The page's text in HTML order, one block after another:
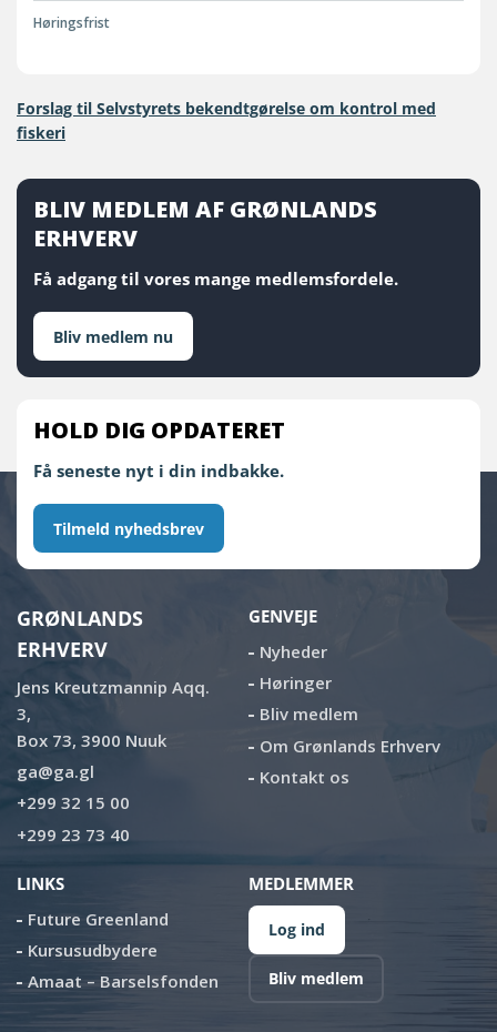
Høringsfrist
Forslag til Selvstyrets bekendtgørelse om kontrol med
fiskeri
BLIV MEDLEM AF GRØNLANDS
ERHVERV
Få adgang til vores mange medlemsfordele.
Bliv medlem nu
HOLD DIG OPDATERET
Få seneste nyt i din indbakke.
Tilmeld nyhedsbrev
GRØNLANDS
ERHVERV
Jens Kreutzmannip Aqq.
3,
Box 73, 3900 Nuuk
ga@ga.gl
+299 32 15 00
+299 23 73 40
GENVEJE
Nyheder
Høringer
Bliv medlem
Om Grønlands Erhverv
Kontakt os
LINKS
Future Greenland
Kursusudbydere
Amaat – Barselsfonden
MEDLEMMER
Log ind
Bliv medlem